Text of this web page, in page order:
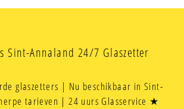
Sint-Annaland 24/7 Glaszetter
glaszetters | Nu beschikbaar in Sint-
tarieven | 24 uurs Glasservice ★